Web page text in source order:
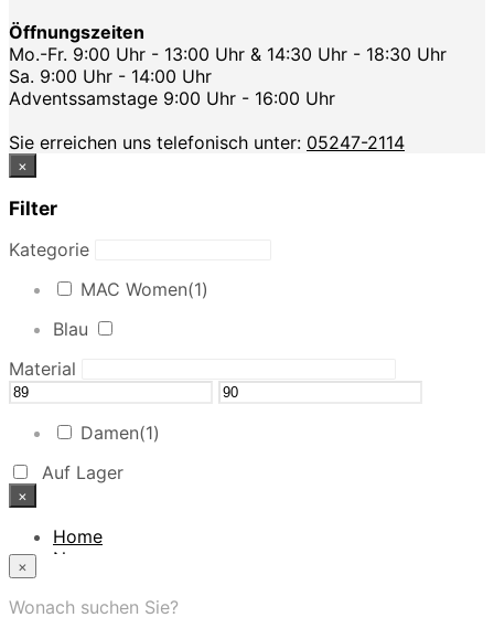
Öffnungszeiten
Mo.-Fr. 9:00 Uhr - 13:00 Uhr & 14:30 Uhr - 18:30 Uhr
Sa. 9:00 Uhr - 14:00 Uhr
Adventssamstage 9:00 Uhr - 16:00 Uhr
Sie erreichen uns telefonisch unter: 05247-2114
×
Filter
Kategorie
MAC Women(1)
Blau
Material
Damen(1)
Auf Lager
×
Home
News
App
×
Wonach suchen Sie?